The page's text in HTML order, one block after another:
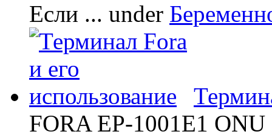
Если ... under
FORA EP-1001E1 ONU